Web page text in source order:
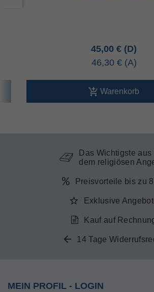
45,00 €
46,30 €
Warenkorb
Das Wichtigste aus
dem religiösen
Preisvorteile bis zu
Exklusive
Kauf auf
14 Tage
MEIN PROFIL - LOGIN